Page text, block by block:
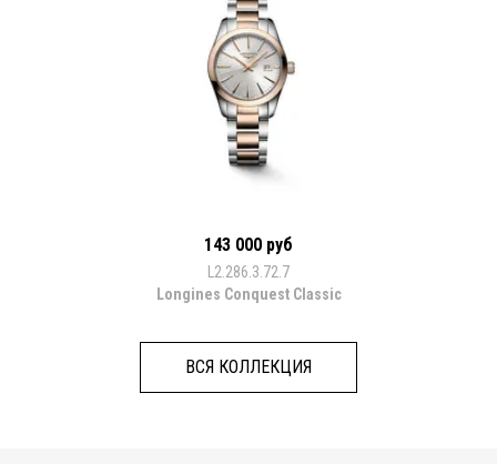
143 000 руб
L2.286.3.72.7
Longines Conquest Classic
ВСЯ КОЛЛЕКЦИЯ